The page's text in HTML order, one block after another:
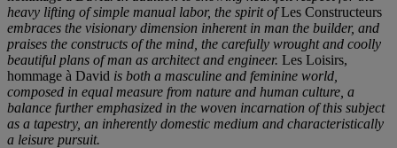
heavy lifting of simple manual labor, the spirit ofLes Constructeurs
embraces the visionary dimension inherent in man the builder, and
praises the constructs of the mind, the carefully wrought and coolly
beautiful plans of man as architect and engineer. Les Loisirs,
hommage à David is both a masculine and feminine world,
composed in equal measure from nature and human culture, a
balance further emphasized in the woven incarnation of this subject
as a tapestry, an inherently domestic medium and characteristically
a leisure pursuit.